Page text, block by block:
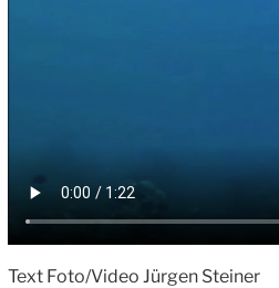
Text Foto/Video Jürgen Steiner